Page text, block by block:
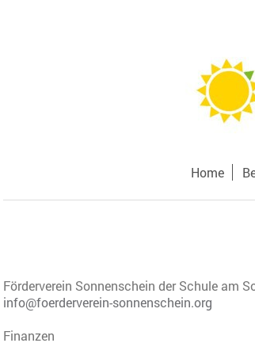
Home
Förderverein Sonnenschein der Schule am
info@foerderverein-sonnenschein.org
Finanzen